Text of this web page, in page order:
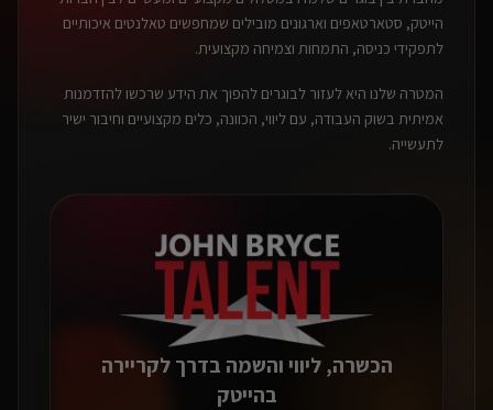
הייטק, סטארטאפים וארגונים מובילים שמחפשים טאלנטים איכותיים
לתפקידי כניסה, התמחות וצמיחה מקצועית.
המטרה שלנו היא לעזור לבוגרים להפוך את הידע שרכשו להזדמנות
אמיתית בשוק העבודה, עם ליווי, הכוונה, כלים מקצועיים וחיבור ישיר
לתעשייה.
הכשרה, ליווי והשמה בדרך לקריירה
בהייטק